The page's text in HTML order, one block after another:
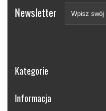
Newsletter
Kategorie
Informacja